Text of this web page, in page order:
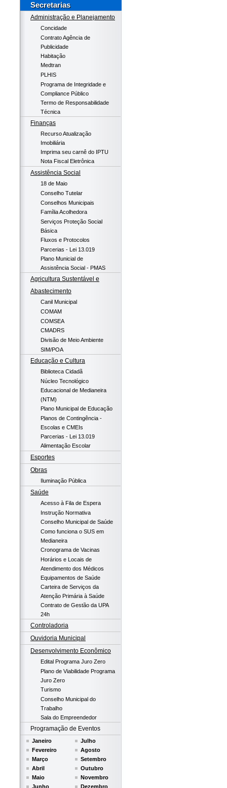
Secretarias
Administração e Planejamento
Concidade
Contrato Agência de
Publicidade
Habitação
Medtran
PLHIS
Programa de Integridade e
Compliance Público
Termo de Responsabilidade
Técnica
Finanças
Recurso Atualização
Imobiliária
Imprima seu carnê do IPTU
Nota Fiscal Eletrônica
Assistência Social
18 de Maio
Conselho Tutelar
Conselhos Municipais
Família Acolhedora
Serviços Proteção Social
Básica
Fluxos e Protocolos
Parcerias - Lei 13.019
Plano Municial de
Assistência Social - PMAS
Agricultura Sustentável e
Abastecimento
Canil Municipal
COMAM
COMSEA
CMADRS
Divisão de Meio Ambiente
SIM/POA
Educação e Cultura
Biblioteca Cidadã
Núcleo Tecnológico
Educacional de Medianeira
(NTM)
Plano Municipal de Educação
Planos de Contingência -
Escolas e CMEIs
Parcerias - Lei 13.019
Alimentação Escolar
Esportes
Obras
Iluminação Pública
Saúde
Acesso à Fila de Espera
Instrução Normativa
Conselho Municipal de Saúde
Como funciona o SUS em
Medianeira
Cronograma de Vacinas
Horários e Locais de
Atendimento dos Médicos
Equipamentos de Saúde
Carteira de Serviços da
Atenção Primária à Saúde
Contrato de Gestão da UPA
24h
Controladoria
Ouvidoria Municipal
Desenvolvimento Econômico
Edital Programa Juro Zero
Plano de Viabilidade Programa
Juro Zero
Turismo
Conselho Municipal do
Trabalho
Sala do Empreendedor
Programação de Eventos
Janeiro
Fevereiro
Março
Abril
Maio
Junho
Julho
Agosto
Setembro
Outubro
Novembro
Dezembro